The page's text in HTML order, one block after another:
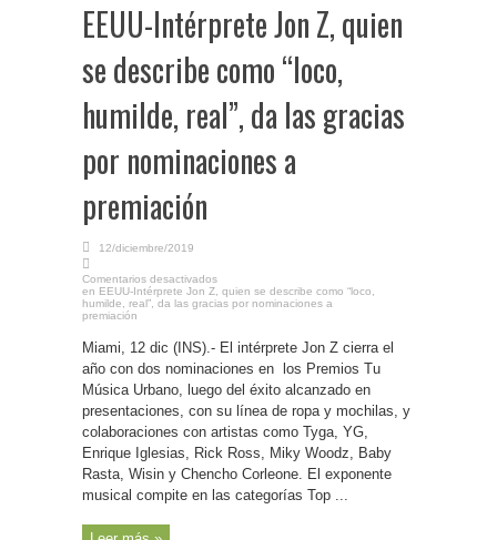
EEUU-Intérprete Jon Z, quien
se describe como “loco,
humilde, real”, da las gracias
por nominaciones a
premiación
12/diciembre/2019
Comentarios desactivados
en EEUU-Intérprete Jon Z, quien se describe como “loco,
humilde, real”, da las gracias por nominaciones a
premiación
Miami, 12 dic (INS).- El intérprete Jon Z cierra el
año con dos nominaciones en los Premios Tu
Música Urbano, luego del éxito alcanzado en
presentaciones, con su línea de ropa y mochilas, y
colaboraciones con artistas como Tyga, YG,
Enrique Iglesias, Rick Ross, Miky Woodz, Baby
Rasta, Wisin y Chencho Corleone. El exponente
musical compite en las categorías Top ...